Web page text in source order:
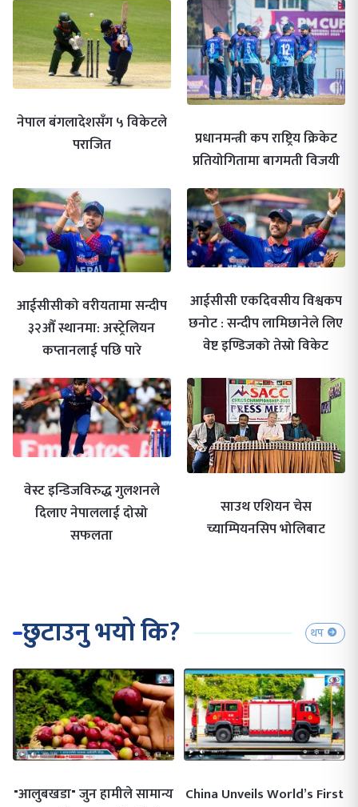
नेपाल बंगलादेशसँग ५ विकेटले
पराजित
प्रधानमन्त्री कप राष्ट्रिय क्रिकेट
प्रतियोगितामा बागमती विजयी
आईसीसीको वरीयतामा सन्दीप
३२औँ स्थानमा: अस्ट्रेलियन
कप्तानलाई पछि पारे
आईसीसी एकदिवसीय विश्वकप
छनोट : सन्दीप लामिछानेले लिए
वेष्ट इण्डिजको तेस्रो विकेट
वेस्ट इन्डिजविरुद्ध गुलशनले
दिलाए नेपाललाई दोस्रो
सफलता
साउथ एशियन चेस
च्याम्पियनसिप भोलिबाट
छुटाउनु भयो कि? थप
"आलुबखडा" जुन हामीले सामान्य China Unveils World’s First